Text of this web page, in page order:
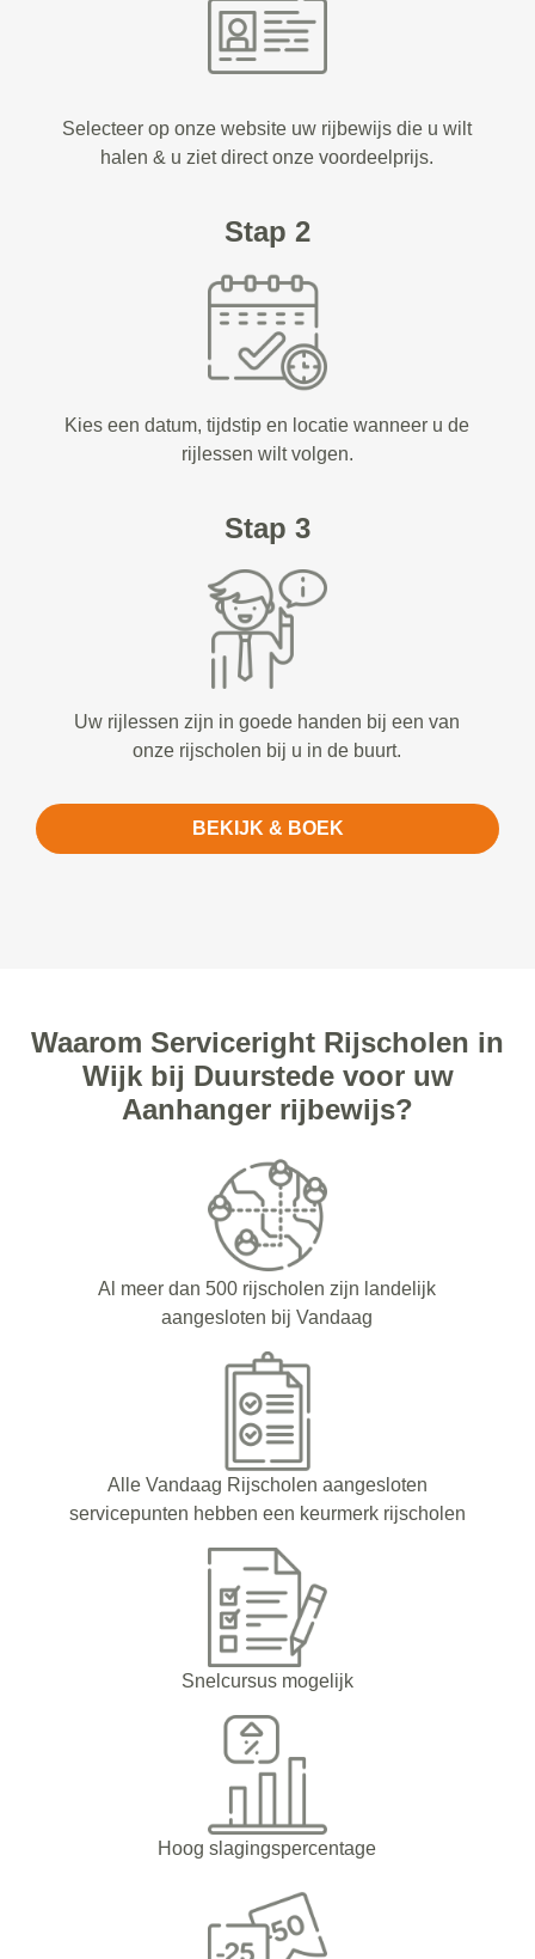
Selecteer op onze website uw rijbewijs die u wilt
halen & u ziet direct onze voordeelprijs.
Stap 2
Kies een datum, tijdstip en locatie wanneer u de
rijlessen wilt volgen.
Stap 3
Uw rijlessen zijn in goede handen bij een van
onze rijscholen bij u in de buurt.
BEKIJK & BOEK
Waarom Serviceright Rijscholen in
Wijk bij Duurstede voor uw
Aanhanger rijbewijs?
Al meer dan 500 rijscholen zijn landelijk
aangesloten bij Vandaag
Alle Vandaag Rijscholen aangesloten
servicepunten hebben een keurmerk rijscholen
Snelcursus mogelijk
Hoog slagingspercentage